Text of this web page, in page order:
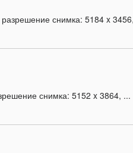
снимка: 5184 x
снимка: 5152 x 3864, ...